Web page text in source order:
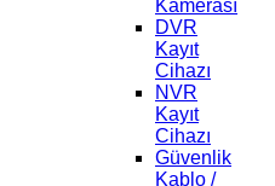
Kamerası
DVR
Kayıt
Cihazı
NVR
Kayıt
Cihazı
Güvenlik
Kablo /